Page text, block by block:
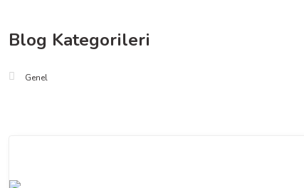
Blog Kategorileri
Genel